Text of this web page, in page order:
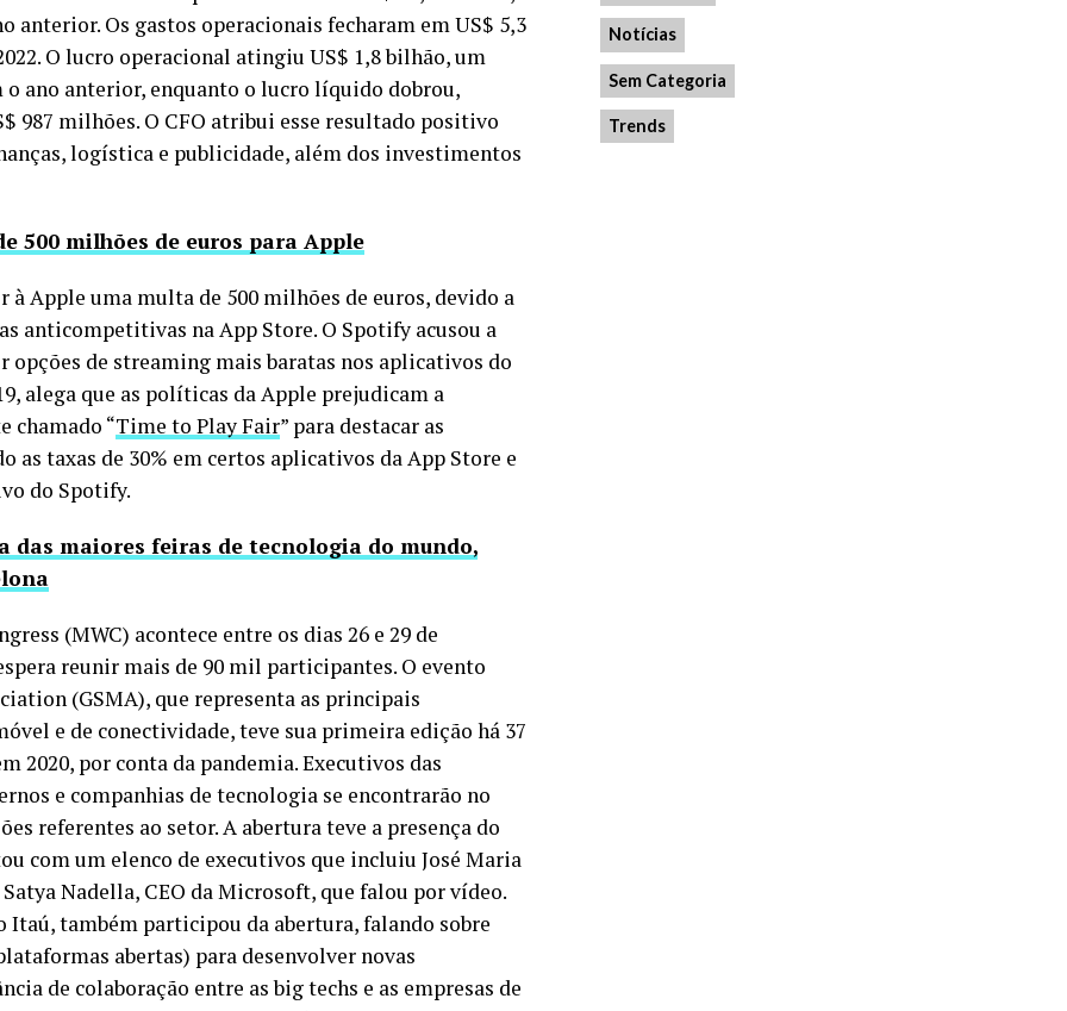
anterior. Os gastos operacionais fecharam em US$ 5,3
O lucro operacional atingiu US$ 1,8 bilhão, um
o ano anterior, enquanto o lucro líquido dobrou,
987 milhões. O CFO atribui esse resultado positivo
logística e publicidade, além dos investimentos
500 milhões de euros para Apple
Apple uma multa de 500 milhões de euros, devido a
anticompetitivas na App Store. O Spotify acusou a
de streaming mais baratas nos aplicativos do
alega que as políticas da Apple prejudicam a
chamado “Time to Play Fair” para destacar as
taxas de 30% em certos aplicativos da App Store e
do Spotify.
das maiores feiras de tecnologia do mundo,
(MWC) acontece entre os dias 26 e 29 de
reunir mais de 90 mil participantes. O evento
(GSMA), que representa as principais
e de conectividade, teve sua primeira edição há 37
2020, por conta da pandemia. Executivos das
e companhias de tecnologia se encontrarão no
referentes ao setor. A abertura teve a presença do
com um elenco de executivos que incluiu José Maria
Nadella, CEO da Microsoft, que falou por vídeo.
também participou da abertura, falando sobre
abertas) para desenvolver novas
de colaboração entre as big techs e as empresas de
Notícias
Sem Categoria
Trends